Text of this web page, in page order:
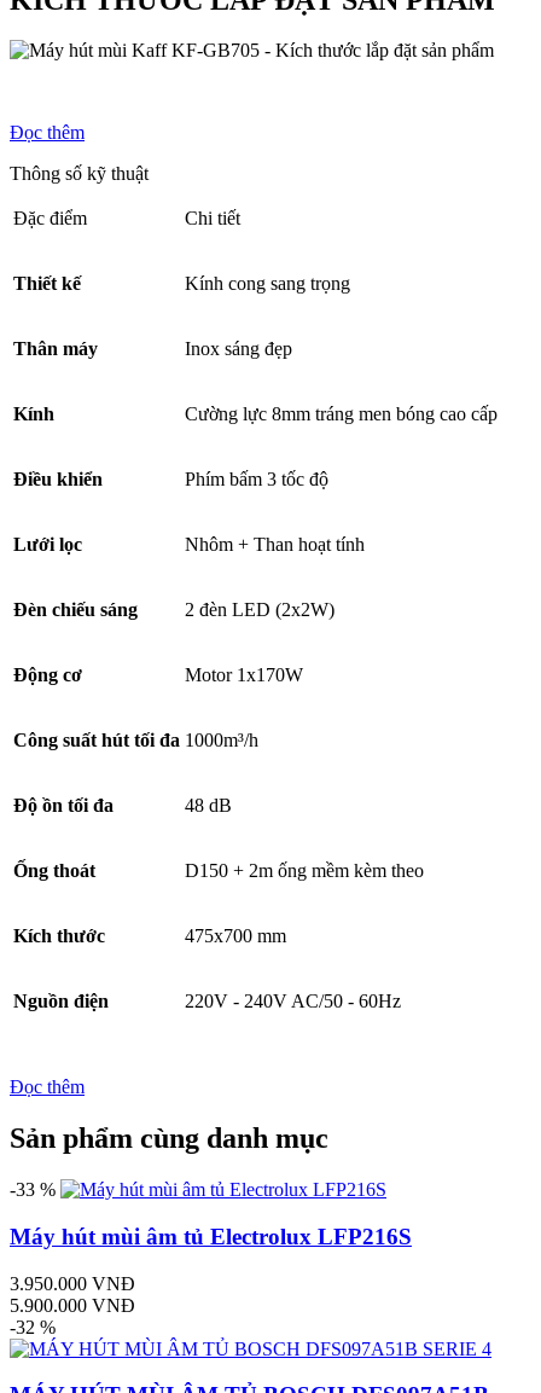
Đọc thêm
Thông số kỹ thuật
Đặc điểm Chi tiết
Thiết kế Kính cong sang trọng
Thân máy Inox sáng đẹp
Kính Cường lực 8mm tráng men bóng cao cấp
Điều khiển Phím bấm 3 tốc độ
Lưới lọc Nhôm + Than hoạt tính
Đèn chiếu sáng 2 đèn LED (2x2W)
Động cơ Motor 1x170W
Công suất hút tối đa 1000m³/h
Độ ồn tối đa 48 dB
Ống thoát D150 + 2m ống mềm kèm theo
Kích thước 475x700 mm
Nguồn điện 220V - 240V AC/50 - 60Hz
Đọc thêm
Sản phẩm cùng danh mục
-33 %
Máy hút mùi âm tủ Electrolux LFP216S
3.950.000 VNĐ
5.900.000 VNĐ
-32 %